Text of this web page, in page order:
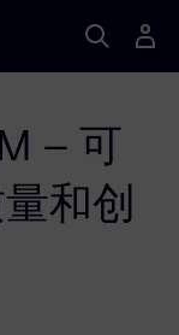
– 可
和创